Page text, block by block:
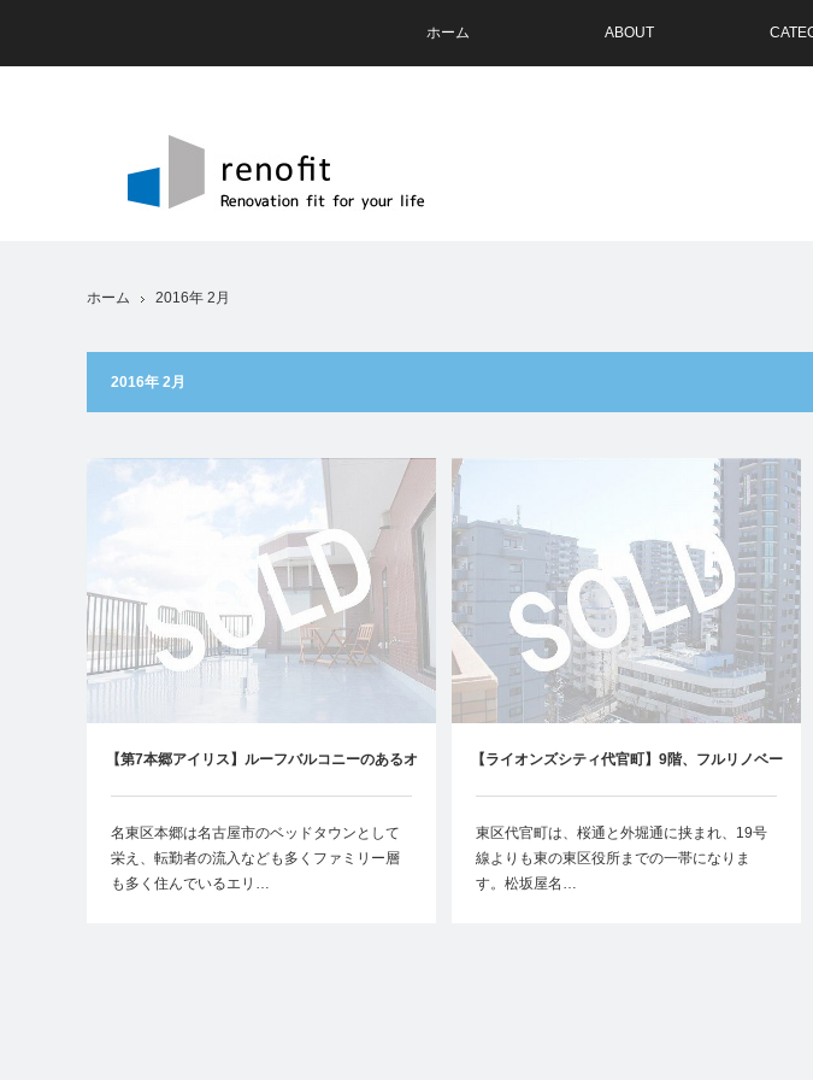
ホーム ABOUT
ホーム 2016年 2月
2016年 2月
【第7本郷アイリス】ルーフバルコニーのあるオ
シャレなお部屋
名東区本郷は名古屋市のベッドタウンとして
栄え、転勤者の流入なども多くファミリー層
も多く住んでいるエリ…
【ライオンズシティ代官町】9階、フルリノベー
ション物件
東区代官町は、桜通と外堀通に挟まれ、19号
線よりも東の東区役所までの一帯になりま
す。松坂屋名…